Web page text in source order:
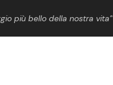
più bello della nostra vita”